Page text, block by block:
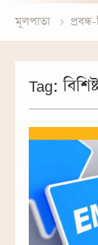
মূলপাতা
Tag: